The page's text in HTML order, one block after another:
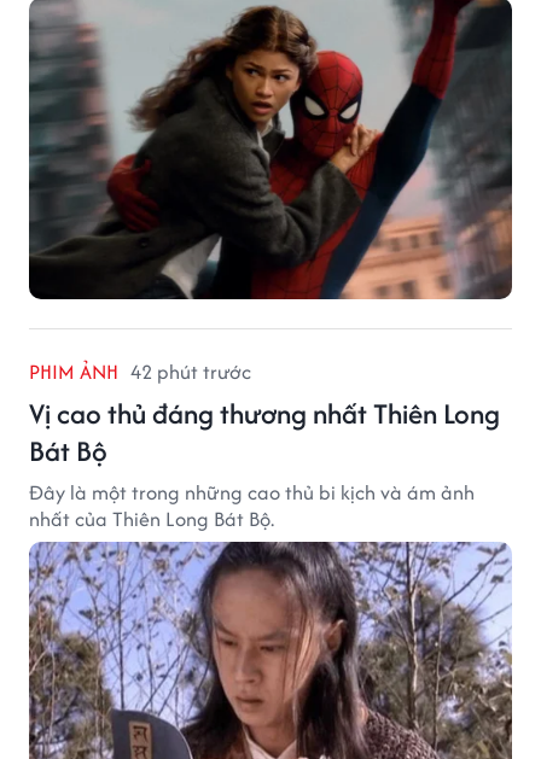
PHIM ẢNH 42 phút trước
Vị cao thủ đáng thương nhất Thiên Long
Bát Bộ
Đây là một trong những cao thủ bi kịch và ám ảnh
nhất của Thiên Long Bát Bộ.